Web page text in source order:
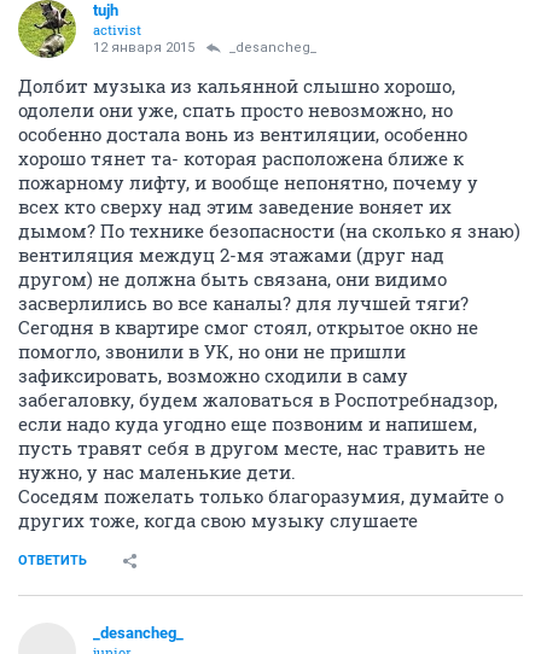
tujh
activist
12 января 2015 _desancheg_
Долбит музыка из кальянной слышно хорошо,
одолели они уже, спать просто невозможно, но
особенно достала вонь из вентиляции, особенно
хорошо тянет та- которая расположена ближе к
пожарному лифту, и вообще непонятно, почему у
всех кто сверху над этим заведение воняет их
дымом? По технике безопасности (на сколько я знаю)
вентиляция междуц 2-мя этажами (друг над
другом) не должна быть связана, они видимо
засверлились во все каналы? для лучшей тяги?
Сегодня в квартире смог стоял, открытое окно не
помогло, звонили в УК, но они не пришли
зафиксировать, возможно сходили в саму
забегаловку, будем жаловаться в Роспотребнадзор,
если надо куда угодно еще позвоним и напишем,
пусть травят себя в другом месте, нас травить не
нужно, у нас маленькие дети.
Соседям пожелать только благоразумия, думайте о
других тоже, когда свою музыку слушаете
ОТВЕТИТЬ
_desancheg_